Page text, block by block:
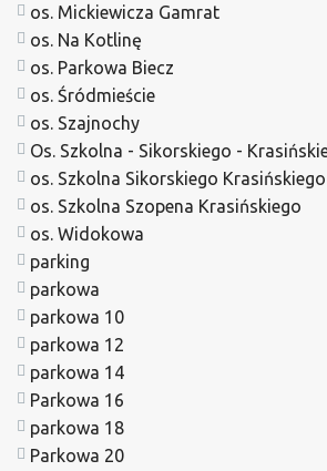
os. Mickiewicza Gamrat
os. Na Kotlinę
os. Parkowa Biecz
os. Śródmieście
os. Szajnochy
Os. Szkolna - Sikorskiego -
os. Szkolna Sikorskiego Krasińskiego
os. Szkolna Szopena Krasińskiego
os. Widokowa
parking
parkowa
parkowa 10
parkowa 12
parkowa 14
Parkowa 16
parkowa 18
Parkowa 20